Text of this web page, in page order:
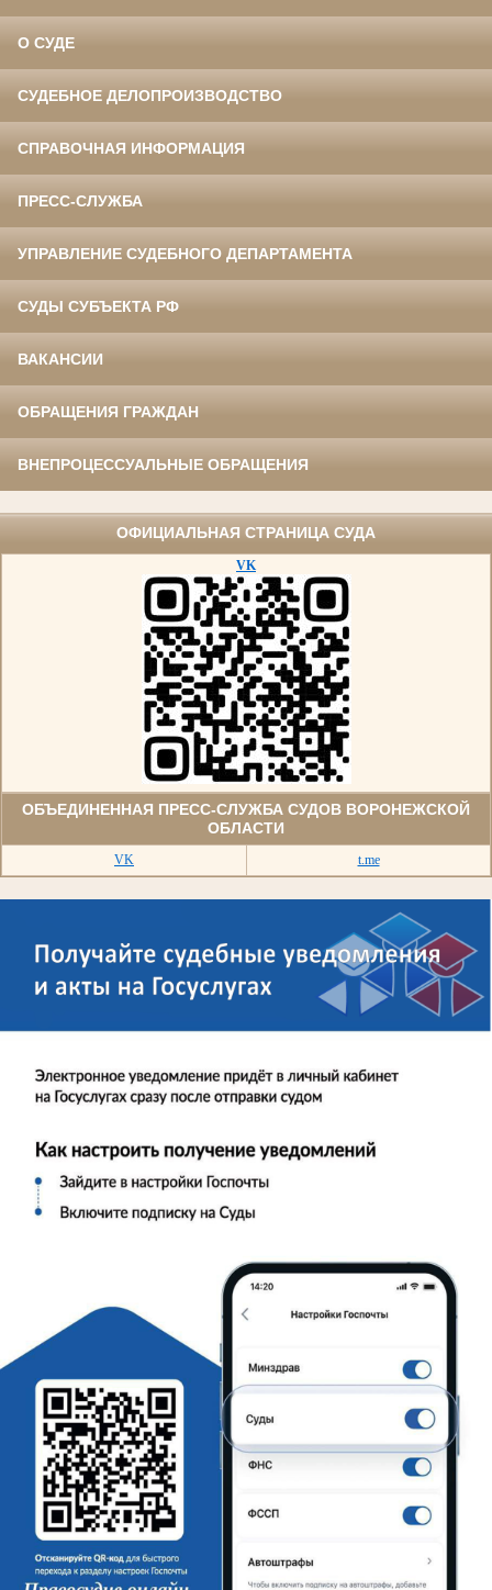
О СУДЕ
СУДЕБНОЕ ДЕЛОПРОИЗВОДСТВО
СПРАВОЧНАЯ ИНФОРМАЦИЯ
ПРЕСС-СЛУЖБА
УПРАВЛЕНИЕ СУДЕБНОГО ДЕПАРТАМЕНТА
СУДЫ СУБЪЕКТА РФ
ВАКАНСИИ
ОБРАЩЕНИЯ ГРАЖДАН
ВНЕПРОЦЕССУАЛЬНЫЕ ОБРАЩЕНИЯ
ОФИЦИАЛЬНАЯ СТРАНИЦА СУДА
VK
ОБЪЕДИНЕННАЯ ПРЕСС-СЛУЖБА СУДОВ ВОРОНЕЖСКОЙ
ОБЛАСТИ
VK t.me